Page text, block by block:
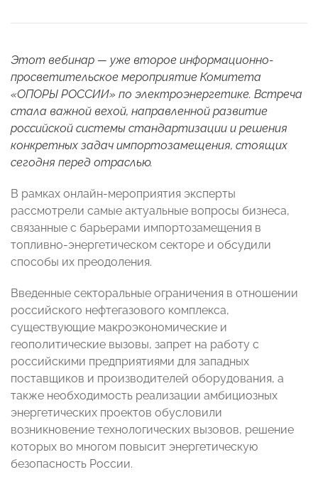
Этот вебинар — уже второе информационно-
просветительское мероприятие Комитета
«ОПОРЫ РОССИИ» по электроэнергетике. Встреча
стала важной вехой, направленной развитие
российской системы стандартизации и решения
конкретных задач импортозамещения, стоящих
сегодня перед отраслью.
В рамках онлайн-мероприятия эксперты
рассмотрели самые актуальные вопросы бизнеса,
связанные с барьерами импортозамещения в
топливно-энергетическом секторе и обсудили
способы их преодоления.
Введенные секторальные ограничения в отношении
российского нефтегазового комплекса,
существующие макроэкономические и
геополитические вызовы, запрет на работу с
российскими предприятиями для западных
поставщиков и производителей оборудования, а
также необходимость реализации амбициозных
энергетических проектов обусловили
возникновение технологических вызовов, решение
которых во многом повысит энергетическую
безопасность России.